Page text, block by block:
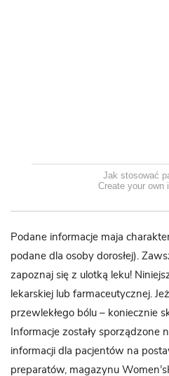
Jak stosować
Create your own
Podane informacje maja
podane dla osoby dorosłej).
zapoznaj się z ulotką leku!
lekarskiej lub farmaceutycznej.
przewlekłego bólu – koniecznie
Informacje zostały sporządzone
informacji dla pacjentów na
preparatów, magazynu